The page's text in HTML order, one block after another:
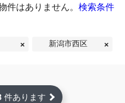
件はありません。 検索条件
新潟市西区
件あります